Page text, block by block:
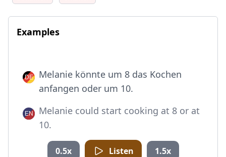
Examples
Melanie könnte um 8 das Kochen
anfangen oder um 10.
Melanie could start cooking at 8 or at
10.
0.5x Listen 1.5x